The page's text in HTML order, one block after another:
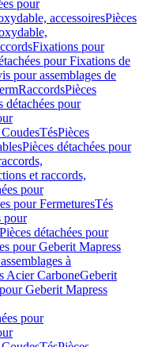
pour
accessoiresPièces
Fixations pour
pour Fixations de
pour assemblages de
RaccordsPièces
détachées pour
TésPièces
Pièces détachées pour
et raccords,
pour
pour FermeturesTés
pour
Pièces détachées pour
pour Geberit Mapress
à
Acier CarboneGeberit
Geberit Mapress
pour